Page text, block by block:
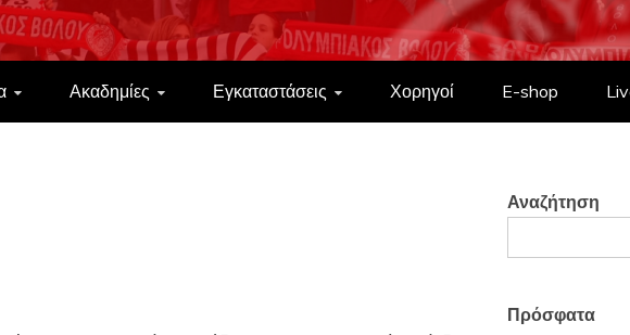
ΒΟΛΟΥ
Ακαδημίες Εγκαταστάσεις Χορηγοί E-shop
Αναζήτηση
Πρόσφατα